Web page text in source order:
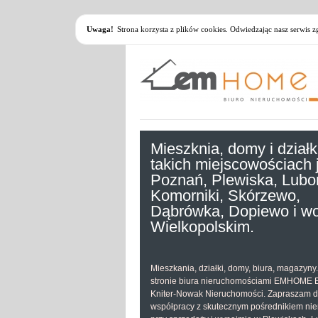
Uwaga! Strona korzysta z plików cookies. Odwiedzając nasz serwis
Mieszknia, domy i
takich miejscowościach
Poznań, Plewiska,
Komorniki, Skórzewo,
Dąbrówka, Dopiewo i
Wielkopolskim.
Mieszkania, działki, domy, biura,
stronie biura nieruchomościami EMHOME
Kniter-Nowak Nieruchomości. Zapraszam
współpracy z skutecznym pośrednikiem